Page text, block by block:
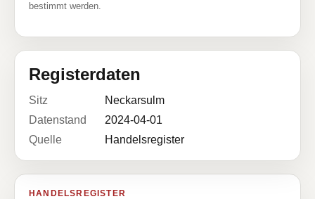
bestimmt werden.
Registerdaten
Sitz
Neckarsulm
Datenstand
2024-04-01
Quelle
Handelsregister
HANDELSREGISTER